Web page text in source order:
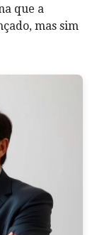
que a
mas sim